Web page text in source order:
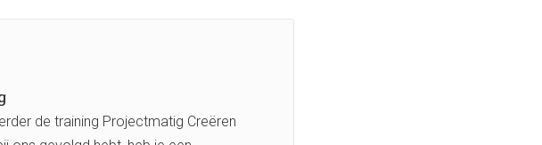
de training Projectmatig Creëren